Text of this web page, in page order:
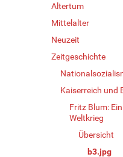
Altertum
Mittelalter
Neuzeit
Zeitgeschichte
Kaiserreich und
Fritz Blum:
Weltkrieg
Übersicht
b3.jpg